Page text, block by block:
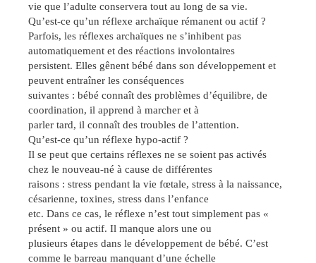
vie que l’adulte conservera tout au long de sa vie.
Qu’est-ce qu’un réflexe archaïque rémanent ou actif ?
Parfois, les réflexes archaïques ne s’inhibent pas
automatiquement et des réactions involontaires
persistent. Elles gênent bébé dans son développement et
peuvent entraîner les conséquences
suivantes : bébé connaît des problèmes d’équilibre, de
coordination, il apprend à marcher et à
parler tard, il connaît des troubles de l’attention.
Qu’est-ce qu’un réflexe hypo-actif ?
Il se peut que certains réflexes ne se soient pas activés
chez le nouveau-né à cause de différentes
raisons : stress pendant la vie fœtale, stress à la naissance,
césarienne, toxines, stress dans l’enfance
etc. Dans ce cas, le réflexe n’est tout simplement pas «
présent » ou actif. Il manque alors une ou
plusieurs étapes dans le développement de bébé. C’est
comme le barreau manquant d’une échelle